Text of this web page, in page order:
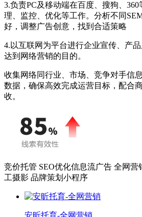
3.负责PC及移动端在百度、搜狗、
理、监控、优化等工作。分析不同
好，调整广告创意，找到合适策略
4.以互联网为平台进行企业宣传、产
达到网络营销的目的。
收集网络同行业、市场、竞争对手信
数据，确保高效完成运营目标，配合
收。
竞价托管 SEO优化信息流广告 全网营
工摄影 品牌策划 小程序
安昕托育-全网营销